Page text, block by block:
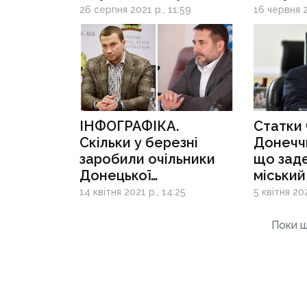
понад 37 млн грн
у декларації
26 серпня 2021 р., 11:59 16 червня
ІНФОГРАФІКА.
Скільки у березні
заробили очільники
Донецької
та Луганської ОДА
14 квітня 2021 р., 14:25
Статки
що
5 квітня
Поки